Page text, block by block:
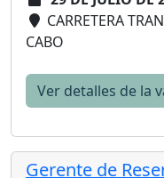
CARRETERA
CABO
Ver detalles de la
Gerente de